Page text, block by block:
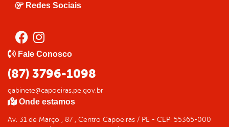
Redes Sociais
Fale Conosco
(87) 3796-1098
gabinete@capoeiras.pe.gov.br
Onde estamos
Av. 31 de Março , 87 , Centro Capoeiras / PE - CEP: 55365-000